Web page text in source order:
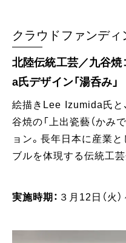
クラウドファンディ
北陸伝統工芸／九谷焼
a氏デザイン「湯呑み」
絵描きLee Izumida氏と
谷焼の「上出瓷藝（かみ
ョン。長年日本に産業
ブルを体現する伝統工芸
実施時期： ３月12日（火